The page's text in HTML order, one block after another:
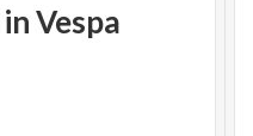
inVespa